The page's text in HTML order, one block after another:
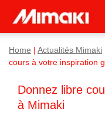
Home Actualités Mimaki
cours à votre inspiration
Donnez libre
à Mimaki